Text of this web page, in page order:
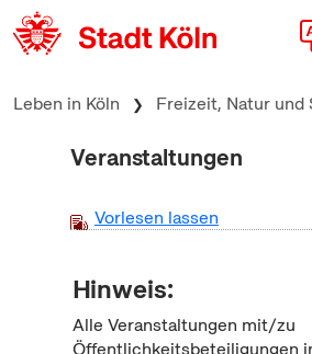
zum Inhalt springen
Leben in Köln Freizeit, Natur und
Veranstaltungen
Vorlesen lassen
Hinweis:
Alle Veranstaltungen mit/zu
Öffentlichkeitsbeteiligungen